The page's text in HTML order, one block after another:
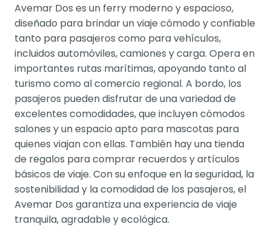
Avemar Dos es un ferry moderno y espacioso,
diseñado para brindar un viaje cómodo y confiable
tanto para pasajeros como para vehículos,
incluidos automóviles, camiones y carga. Opera en
importantes rutas marítimas, apoyando tanto al
turismo como al comercio regional. A bordo, los
pasajeros pueden disfrutar de una variedad de
excelentes comodidades, que incluyen cómodos
salones y un espacio apto para mascotas para
quienes viajan con ellas. También hay una tienda
de regalos para comprar recuerdos y artículos
básicos de viaje. Con su enfoque en la seguridad, la
sostenibilidad y la comodidad de los pasajeros, el
Avemar Dos garantiza una experiencia de viaje
tranquila, agradable y ecológica.